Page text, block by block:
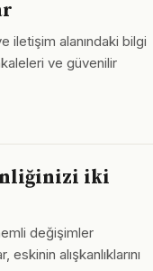
iletişim alanındaki bilgi
ve güvenilir
iki
değişimler
alışkanlıklarını